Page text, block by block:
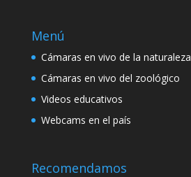
Menú
Cámaras en vivo de la naturaleza
Cámaras en vivo del zoológico
Videos educativos
Webcams en el país
Recomendamos